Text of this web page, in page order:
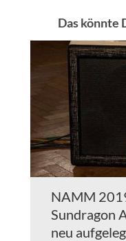
Das könnte
NAMM
Sundragon
neu